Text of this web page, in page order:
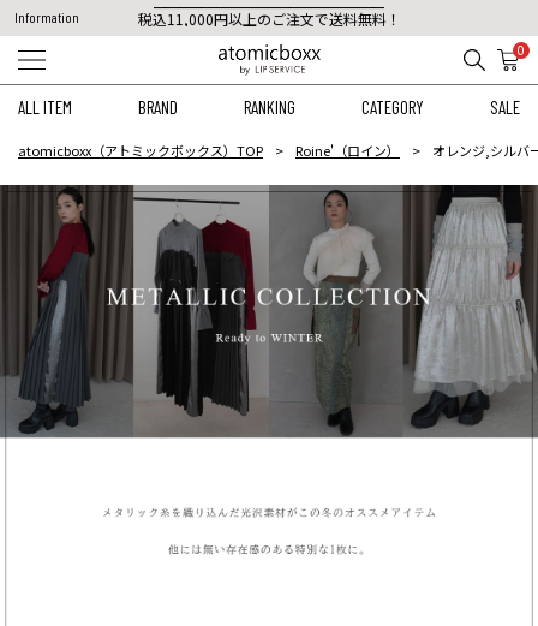
Information
税込11,000円以上のご注文で送料無料！
【重要】予約商品のお支払い方法（代金引換）変更に関するお知らせ
0
ALL ITEM BRAND RANKING CATEGORY SALE
atomicboxx（アトミックボックス）TOP Roine'（ロイン） オレンジ,シルバ